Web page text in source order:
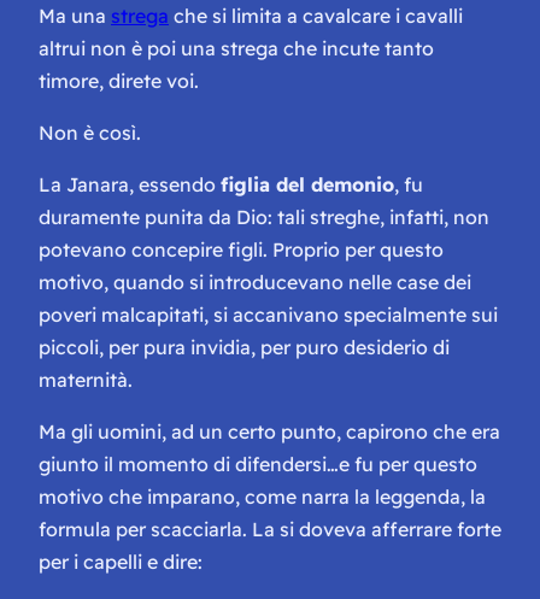
Ma una strega che si limita a cavalcare i cavalli
altrui non è poi una strega che incute tanto
timore, direte voi.
Non è così.
La Janara, essendo figlia del demonio, fu
duramente punita da Dio: tali streghe, infatti, non
potevano concepire figli. Proprio per questo
motivo, quando si introducevano nelle case dei
poveri malcapitati, si accanivano specialmente sui
piccoli, per pura invidia, per puro desiderio di
maternità.
Ma gli uomini, ad un certo punto, capirono che era
giunto il momento di difendersi…e fu per questo
motivo che imparano, come narra la leggenda, la
formula per scacciarla. La si doveva afferrare forte
per i capelli e dire: